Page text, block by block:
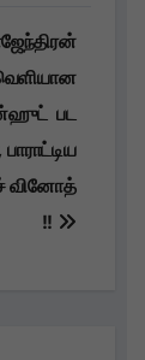
பட
வினோத்
!!